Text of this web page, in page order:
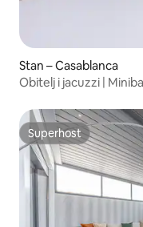
Stan – Casablanca
Obitelj i jacuzzi |
Superhost
Superhost